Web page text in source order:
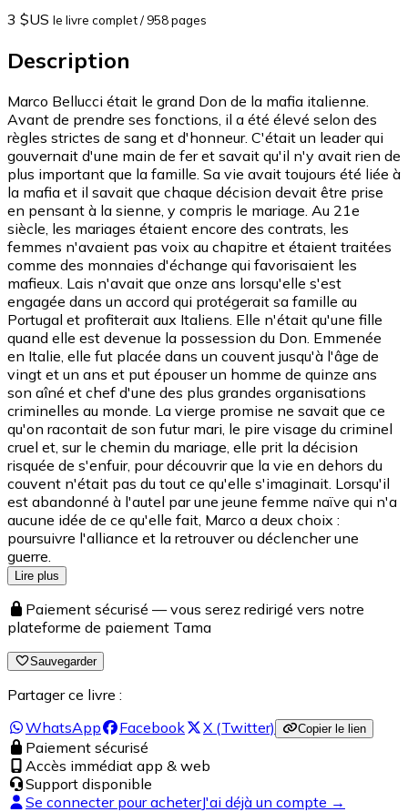
3 $US le livre complet/ 958 pages
Description
Marco Bellucci était le grand Don de la mafia italienne.
Avant de prendre ses fonctions, il a été élevé selon des
règles strictes de sang et d'honneur. C'était un leader qui
gouvernait d'une main de fer et savait qu'il n'y avait rien de
plus important que la famille. Sa vie avait toujours été liée à
la mafia et il savait que chaque décision devait être prise
en pensant à la sienne, y compris le mariage. Au 21e
siècle, les mariages étaient encore des contrats, les
femmes n'avaient pas voix au chapitre et étaient traitées
comme des monnaies d'échange qui favorisaient les
mafieux. Lais n'avait que onze ans lorsqu'elle s'est
engagée dans un accord qui protégerait sa famille au
Portugal et profiterait aux Italiens. Elle n'était qu'une fille
quand elle est devenue la possession du Don. Emmenée
en Italie, elle fut placée dans un couvent jusqu'à l'âge de
vingt et un ans et put épouser un homme de quinze ans
son aîné et chef d'une des plus grandes organisations
criminelles au monde. La vierge promise ne savait que ce
qu'on racontait de son futur mari, le pire visage du criminel
cruel et, sur le chemin du mariage, elle prit la décision
risquée de s'enfuir, pour découvrir que la vie en dehors du
couvent n'était pas du tout ce qu'elle s'imaginait. Lorsqu'il
est abandonné à l'autel par une jeune femme naïve qui n'a
aucune idée de ce qu'elle fait, Marco a deux choix :
poursuivre l'alliance et la retrouver ou déclencher une
guerre.
Lire plus
Paiement sécurisé — vous serez redirigé vers notre
plateforme de paiement Tama
Sauvegarder
Partager ce livre :
WhatsApp
Facebook X (Twitter) Copier le lien
Paiement sécurisé
Accès immédiat app & web
Support disponible
Se connecter pour acheterJ'ai déjà un compte →